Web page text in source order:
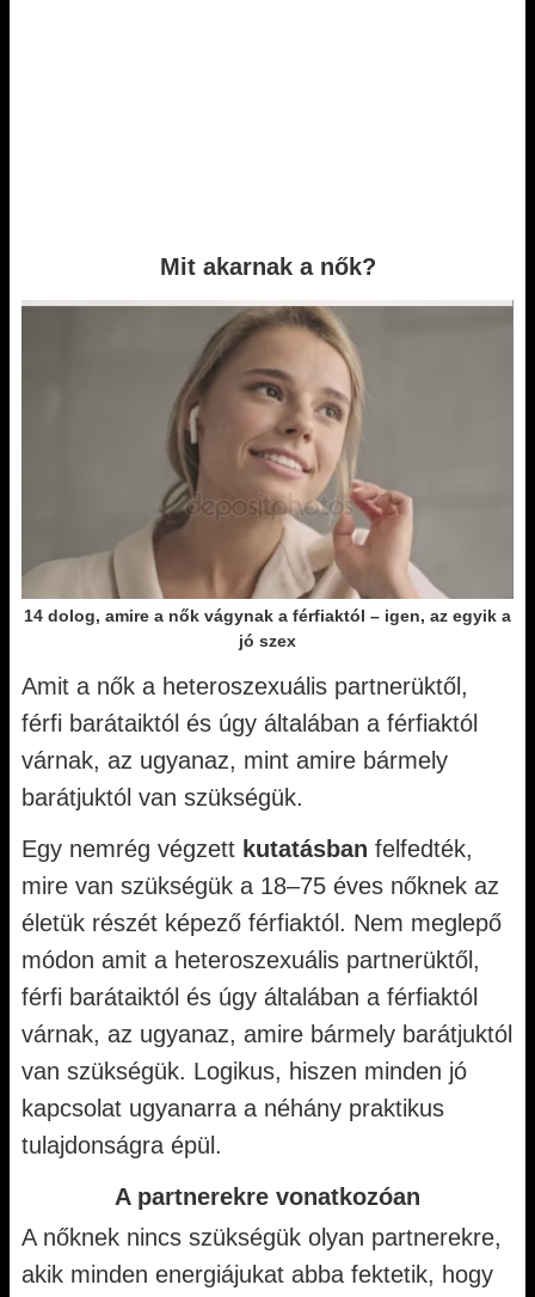
Mit akarnak a nők?
14 dolog, amire a nők vágynak a férfiaktól – igen, az egyik a
jó szex
Amit a nők a heteroszexuális partnerüktől,
férfi barátaiktól és úgy általában a férfiaktól
várnak, az ugyanaz, mint amire bármely
barátjuktól van szükségük.
Egy nemrég végzett kutatásban felfedték,
mire van szükségük a 18–75 éves nőknek az
életük részét képező férfiaktól. Nem meglepő
módon amit a heteroszexuális partnerüktől,
férfi barátaiktól és úgy általában a férfiaktól
várnak, az ugyanaz, amire bármely barátjuktól
van szükségük. Logikus, hiszen minden jó
kapcsolat ugyanarra a néhány praktikus
tulajdonságra épül.
A partnerekre vonatkozóan
A nőknek nincs szükségük olyan partnerekre,
akik minden energiájukat abba fektetik, hogy